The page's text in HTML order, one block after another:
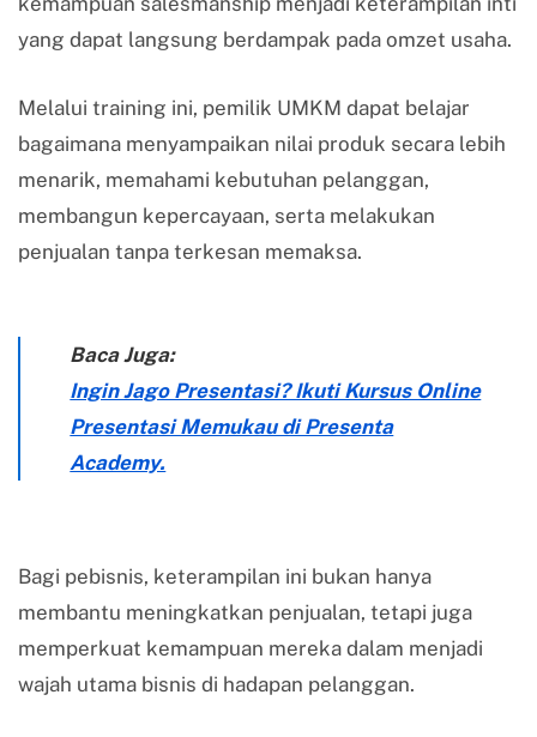
yang dapat langsung berdampak pada omzet usaha.
Melalui training ini, pemilik UMKM dapat belajar
bagaimana menyampaikan nilai produk secara lebih
menarik, memahami kebutuhan pelanggan,
membangun kepercayaan, serta melakukan
penjualan tanpa terkesan memaksa.
Baca Juga:
Ingin Jago Presentasi? Ikuti Kursus Online
Presentasi Memukau di Presenta
Academy.
Bagi pebisnis, keterampilan ini bukan hanya
membantu meningkatkan penjualan, tetapi juga
memperkuat kemampuan mereka dalam menjadi
wajah utama bisnis di hadapan pelanggan.